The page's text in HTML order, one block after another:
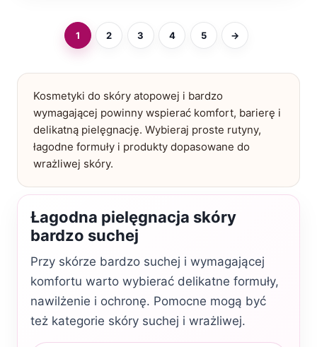
1 2 3 4 5 →
Kosmetyki do skóry atopowej i bardzo
wymagającej powinny wspierać komfort, barierę i
delikatną pielęgnację. Wybieraj proste rutyny,
łagodne formuły i produkty dopasowane do
wrażliwej skóry.
Łagodna pielęgnacja skóry
bardzo suchej
Przy skórze bardzo suchej i wymagającej
komfortu warto wybierać delikatne formuły,
nawilżenie i ochronę. Pomocne mogą być
też kategorie skóry suchej i wrażliwej.